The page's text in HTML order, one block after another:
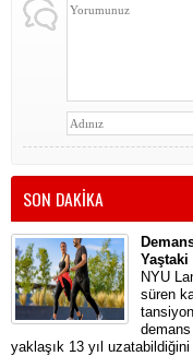
SON DAKİKA
Yaştaki
NYU
süren
yaklaşık 13 yıl